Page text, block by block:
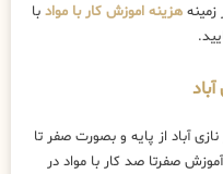
هزینه اموزش کار با مواد با
آباد از پایه و بصورت صفر تا
صفرتا صد کار با مواد در